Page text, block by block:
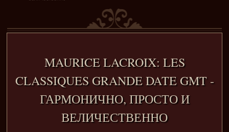
MAURICE LACROIX: LES
CLASSIQUES GRANDE DATE GMT -
ГАРМОНИЧНО, ПРОСТО И
ВЕЛИЧЕСТВЕННО